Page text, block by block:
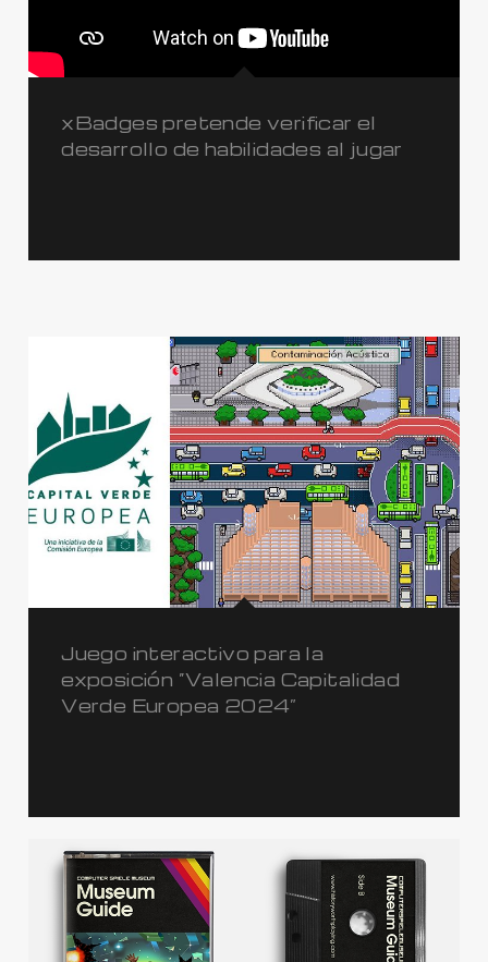
xBadges pretende verificar el
desarrollo de habilidades al jugar
Juego interactivo para la
exposición “Valencia Capitalidad
Verde Europea 2024”